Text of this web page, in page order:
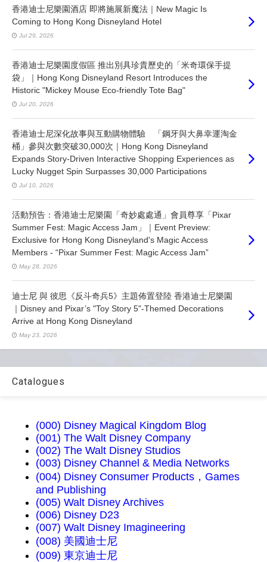
香港迪士尼樂園酒店 即將施展新魔法｜New Magic Is
Coming to Hong Kong Disneyland Hotel
Jul 29, 2026
香港迪士尼樂園度假區 推出別具珍貴歷史的「米奇環保手提
袋」｜Hong Kong Disneyland Resort Introduces the
Historic "Mickey Mouse Eco-friendly Tote Bag"
Jul 20, 2026
香港迪士尼深化故事與互動購物體驗 「鋼牙與大鼻幸運淘金
桶」參與次數突破30,000次｜Hong Kong Disneyland
Expands Story-Driven Interactive Shopping Experiences as
Lucky Nugget Spin Surpasses 30,000 Participations
Jul 10, 2026
活動預告：香港迪士尼樂園「奇妙處處通」會員尊享「Pixar
Summer Fest: Magic Access Jam」｜Event Preview:
Exclusive for Hong Kong Disneyland's Magic Access
Members - “Pixar Summer Fest: Magic Access Jam”
May 28, 2026
迪士尼 與 彼思《反斗奇兵5》主題佈置登陸 香港迪士尼樂園
｜Disney and Pixar’s "Toy Story 5"-Themed Decorations
Arrive at Hong Kong Disneyland
May 23, 2026
Catalogues
(000) Disney Magical Kingdom Blog
(001) The Walt Disney Company
(002) The Walt Disney Studios
(003) Disney Channel & Media Networks
(004) Disney Consumer Products，Games
and Publishing
(005) Walt Disney Archives
(006) Disney D23
(007) Walt Disney Imagineering
(008) 美國迪士尼
(009) 東京迪士尼